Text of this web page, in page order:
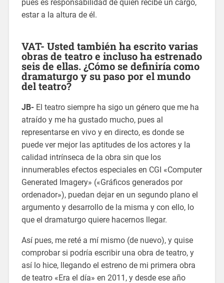
pues es responsabilidad de quien recibe un cargo,
estar a la altura de él.
VAT- Usted también ha escrito varias
obras de teatro e incluso ha estrenado
seis de ellas. ¿Cómo se definiría como
dramaturgo y su paso por el mundo
del teatro?
JB-El teatro siempre ha sigo un género que me ha
atraído y me ha gustado mucho, pues al
representarse en vivo y en directo, es donde se
puede ver mejor las aptitudes de los actores y la
calidad intrínseca de la obra sin que los
innumerables efectos especiales en CGI «Computer
Generated Imagery» («Gráficos generados por
ordenador»), puedan dejar en un segundo plano el
argumento y desarrollo de la misma y con ello, lo
que el dramaturgo quiere hacernos llegar.
Así pues, me reté a mí mismo (de nuevo), y quise
comprobar si podría escribir una obra de teatro, y
así lo hice, llegando el estreno de mi primera obra
de teatro «Era el día» en 2011, y desde ese año